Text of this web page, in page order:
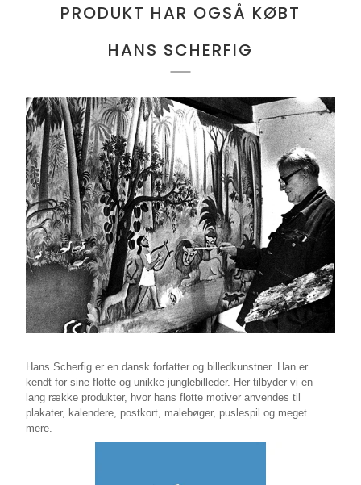
PRODUKT HAR OGSÅ KØBT
HANS SCHERFIG
Hans Scherfig er en dansk forfatter og billedkunstner. Han er
kendt for sine flotte og unikke junglebilleder. Her tilbyder vi en
lang række produkter, hvor hans flotte motiver anvendes til
plakater, kalendere, postkort, malebøger, puslespil og meget
mere.